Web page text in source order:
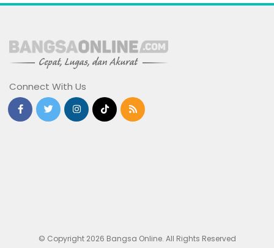
Connect With Us
© Copyright 2026 Bangsa Online. All Rights Reserved